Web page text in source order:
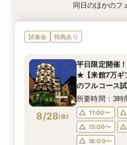
特典あり
8/27(木)
【少人数で叶
アットホーム
11:00〜
15:00〜
18:00〜
フェ
特典あり
8/27(木)
【料理重視の
ブリアン×オマ
所要時間：3時
11:00〜
15:00〜
18:00〜
フェ
8/27(木)
【フォト婚・
なんでも相談
11:00〜
15:00〜
18:00〜
フェ
衣装試着 特典あり
8/27(木)
【40～70名お
＆会場見学×じ
所要時間：3時
11:00〜
15:00〜
18:00〜
フェ
衣装試着 特典あり
8/27(木)
【初めて見学
典＆来館7万ギ
所要時間：3時
11:00〜
15:00〜
18:00〜
フェ
特典あり
8/27(木)
平日限定開催
★【来館7万ギ
＆貸切邸宅見
所要時間：3時
11:00〜
15:00〜
18:00〜
フェ
特典あり
8/27(木)
《庭園挙式OR
万など最大7万
貸切邸宅見学
イナビ限定BIG
所要時間：3時
11:00〜
15:00〜
18:00〜
フェ
同日のほかのフ
試食会 特典あり
8/28(金)
平日限定開催
★【来館7万ギ
のフルコース
＆貸切邸宅見
所要時間：3時
11:00〜
15:00〜
18:00〜